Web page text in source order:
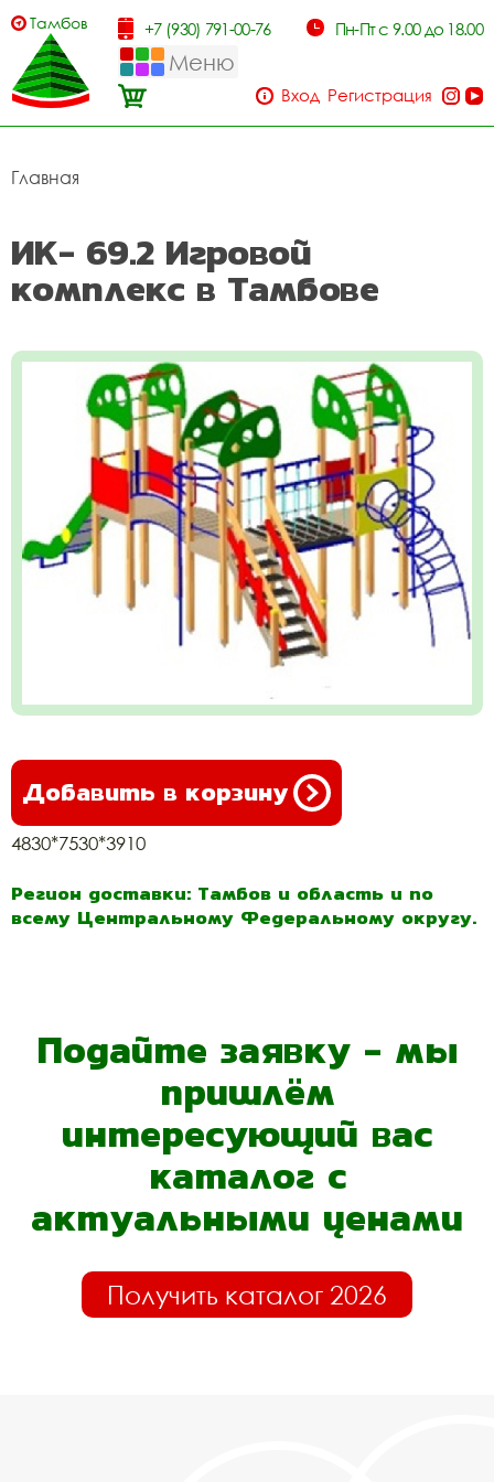
Тамбов +7 (930) 791-00-76 Пн-Пт с 9.00 до 18.00
Меню
Вход Регистрация
Главная
ИК- 69.2 Игровой
комплекс в Тамбове
Добавить в корзину
4830*7530*3910
Регион доставки: Тамбов и область и по
всему Центральному Федеральному округу.
Подайте заявку - мы
пришлём
интересующий вас
каталог с
актуальными ценами
Получить каталог 2026